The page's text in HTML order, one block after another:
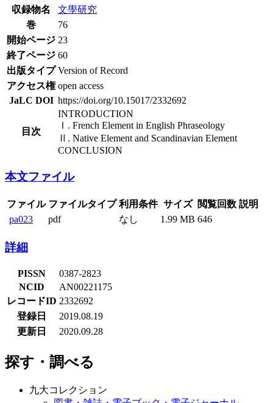
収録物名
文學研究
巻
76
開始ページ 23
終了ページ 60
出版タイプ Version of Record
アクセス権 open access
JaLC DOI https://doi.org/10.15017/2332692
目次
INTRODUCTION
Ⅰ. French Element in English Phraseology
Ⅱ. Native Element and Scandinavian Element
CONCLUSION
本文ファイル
ファイル
ファイルタイ
利用条
サイズ 閲覧回数 説明
pa023
詳細
PISSN
0387-2823
NCID
レコードID
2332692
登録日
2019.08.19
更新日
2020.09.28
探す・調べる